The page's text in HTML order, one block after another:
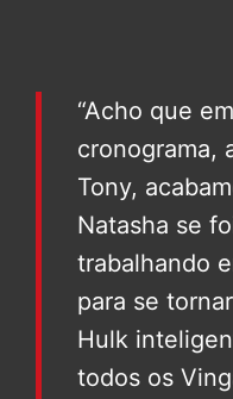
“Acho que
cronograma,
Tony,
Natasha se
trabalhando
para se
Hulk
todos os